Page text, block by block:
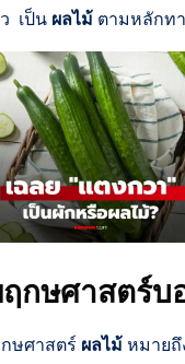
เป็น ผลไม้ ตามหลักท
กษศาสตร์บ
ษศาสตร์ ผลไม้ หมายถึ